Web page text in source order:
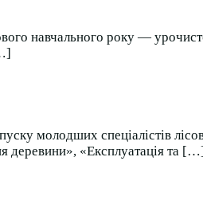
навчального року —
молодших спеціалістів
деревини», «Експлуатація та […]